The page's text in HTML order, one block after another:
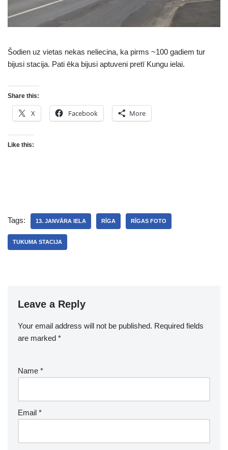
Šodien uz vietas nekas neliecina, ka pirms ~100 gadiem tur
bijusi stacija. Pati ēka bijusi aptuveni pretī Kungu ielai.
Share this:
X Facebook More
Like this:
Tags: 13. JANVĀRA IELA RĪGA RĪGAS FOTO
TUKUMA STACIJA
Leave a Reply
Your email address will not be published. Required fields
are marked *
Name *
Email *